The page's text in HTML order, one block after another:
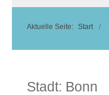
Aktuelle Seite: Start
Stadt: Bonn